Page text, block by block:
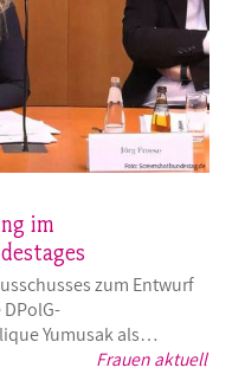
Frauen aktuell
im
zum Entwurf
Yumusak als…